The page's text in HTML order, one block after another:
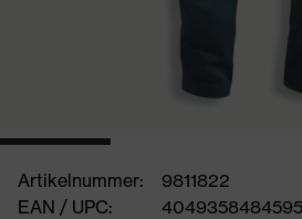
Artikelnummer:
9811822
EAN / UPC:
4049358484595